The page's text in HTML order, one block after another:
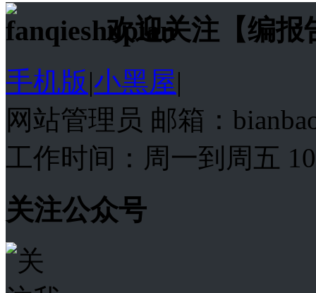
欢迎关注【编报
手机版|小黑屋|
网站管理员 邮箱：
工作时间：周一到周五
关注公众号